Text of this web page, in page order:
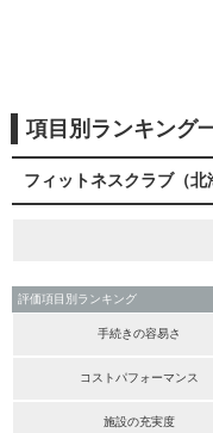
項目別ランキング
フィットネスクラブ（北
評価項目別ランキング
手続きの容易さ
コストパフォーマンス
施設の充実度